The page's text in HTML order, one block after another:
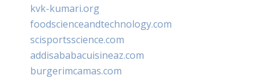
kvk-kumari.org
foodscienceandtechnology.com
scisportsscience.com
addisababacuisineaz.com
burgerimcamas.com